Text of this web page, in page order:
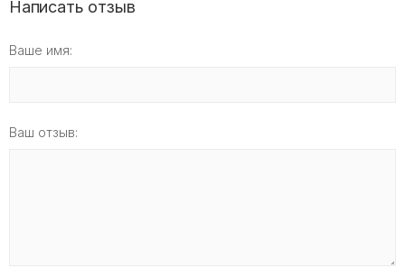
Написать отзыв
Ваше имя:
Ваш отзыв: